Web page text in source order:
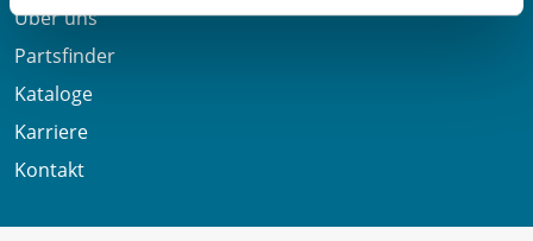
Über uns
Partsfinder
Kataloge
Karriere
Kontakt